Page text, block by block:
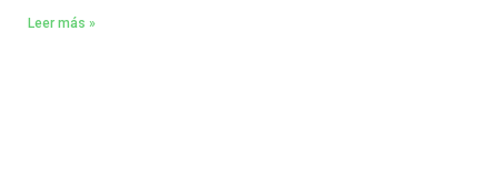
Leer más »